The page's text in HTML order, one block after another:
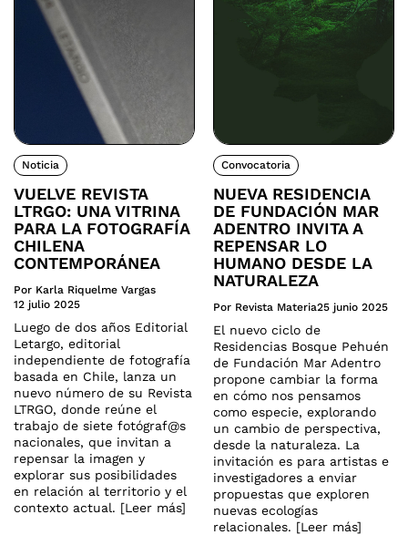
Noticia
VUELVE REVISTA
LTRGO: UNA VITRINA
PARA LA FOTOGRAFÍA
CHILENA
CONTEMPORÁNEA
Por Karla Riquelme Vargas
12 julio 2025
Luego de dos años Editorial
Letargo, editorial
independiente de fotografía
basada en Chile, lanza un
nuevo número de su Revista
LTRGO, donde reúne el
trabajo de siete fotógraf@s
nacionales, que invitan a
repensar la imagen y
explorar sus posibilidades
en relación al territorio y el
contexto actual. [Leer más]
Convocatoria
NUEVA RESIDENCIA
DE FUNDACIÓN MAR
ADENTRO INVITA A
REPENSAR LO
HUMANO DESDE LA
NATURALEZA
Por Revista Materia25 junio 2025
El nuevo ciclo de
Residencias Bosque Pehuén
de Fundación Mar Adentro
propone cambiar la forma
en cómo nos pensamos
como especie, explorando
un cambio de perspectiva,
desde la naturaleza. La
invitación es para artistas e
investigadores a enviar
propuestas que exploren
nuevas ecologías
relacionales. [Leer más]